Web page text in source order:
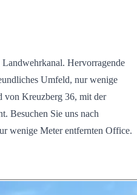
Hervorragende
Umfeld, nur wenige
von Kreuzberg 36, mit der
Besuchen Sie uns nach
wenige Meter entfernten Office.